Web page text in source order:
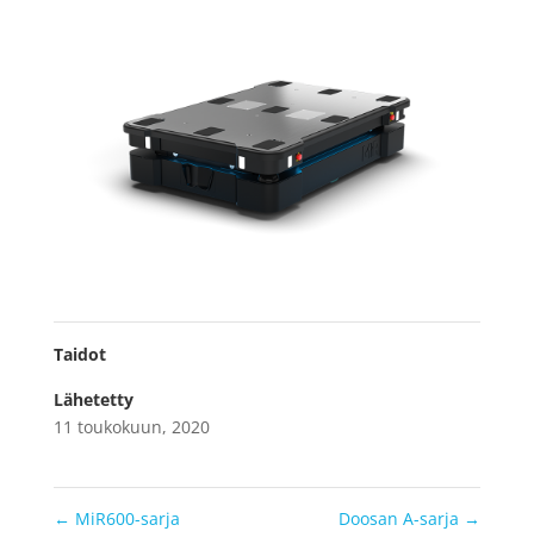
Taidot
Lähetetty
11 toukokuun, 2020
← MiR600-sarja Doosan A-sarja →